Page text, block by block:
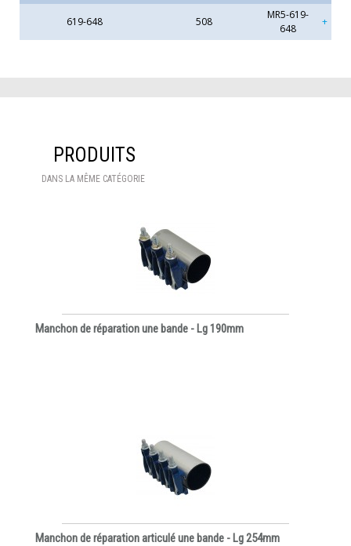
619-648 508
MR5-619-
648
PRODUITS
DANS LA MÊME CATÉGORIE
Manchon de réparation une bande - Lg 190mm
Manchon de réparation articulé une bande - Lg 254mm